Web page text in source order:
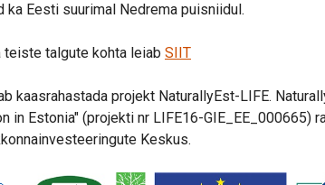
Eesti suurimal Nedrema puisniidul.
teiste talgute kohta leiab SIIT
kaasrahastada projekt NaturallyEst-LIFE.
in Estonia" (projekti nr LIFE16-GIE_EE_000665)
Keskus.